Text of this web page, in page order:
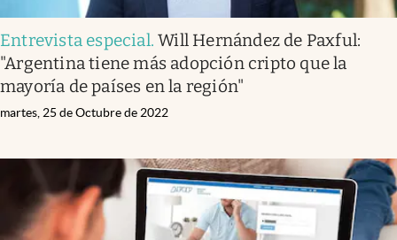
Entrevista especial.Will Hernández de Paxful:
"Argentina tiene más adopción cripto que la
mayoría de países en la región"
martes, 25 de Octubre de 2022